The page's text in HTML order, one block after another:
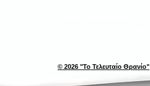
© 2026 "Το Τελευταίο Θρανίο"